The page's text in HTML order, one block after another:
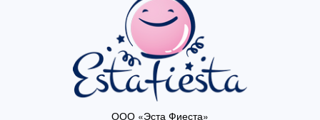
ООО «Эста Фиеста»